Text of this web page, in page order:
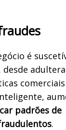
é
padrões de
.